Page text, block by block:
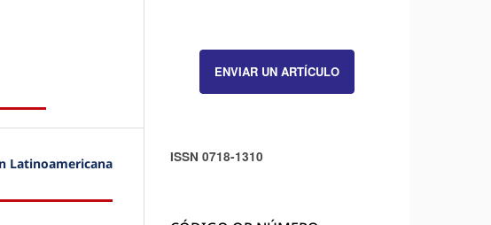
Latinoamericana
ENVIAR UN ARTÍCULO
ISSN 0718-1310